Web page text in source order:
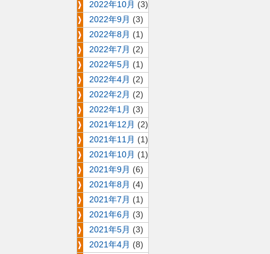
2022年10月 (3)
2022年9月 (3)
2022年8月 (1)
2022年7月 (2)
2022年5月 (1)
2022年4月 (2)
2022年2月 (2)
2022年1月 (3)
2021年12月 (2)
2021年11月 (1)
2021年10月 (1)
2021年9月 (6)
2021年8月 (4)
2021年7月 (1)
2021年6月 (3)
2021年5月 (3)
2021年4月 (8)